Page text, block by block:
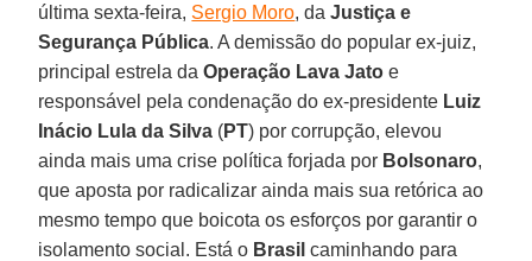
última sexta-feira, Sergio Moro, daJustiça e
Segurança Pública. A demissão do popular ex-juiz,
principal estrela daOperação Lava Jato e
responsável pela condenação do ex-presidente Luiz
Inácio Lula da Silva (PT) por corrupção, elevou
ainda mais uma crise política forjada por Bolsonaro,
que aposta por radicalizar ainda mais sua retórica ao
mesmo tempo que boicota os esforços por garantir o
isolamento social. Está o Brasil caminhando para